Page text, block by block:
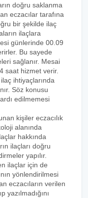
doğru saklanma
eczacılar tarafına
bir şekilde ilaç
ilaçlara
günlerinde 00.09
Bu sayede
sağlanır. Mesai
saat hizmet verir.
ihtiyaçlarında
Söz konusu
edilmemesi
kişiler eczacılık
alanında
hakkında
ilaçları doğru
yapılır.
ilaçlar için de
yönlendirilmesi
eczacıların verilen
yazılmadığını